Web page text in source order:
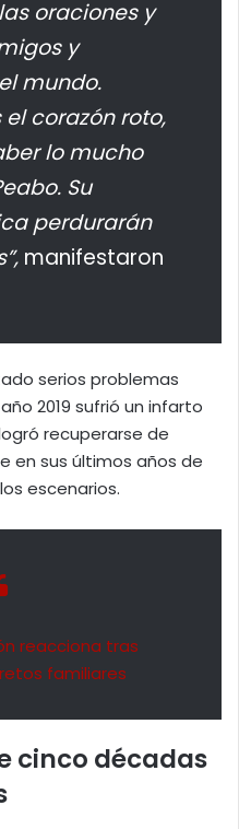
oraciones y
y
mundo.
corazón roto,
lo mucho
Su
perdurarán
manifestaron
serios problemas
2019 sufrió un infarto
recuperarse de
en sus últimos años de
escenarios.
reacciona tras
familiares
cinco décadas